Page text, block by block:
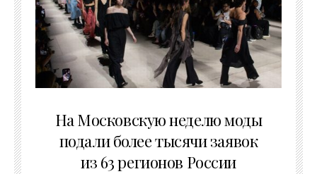
На Московскую неделю моды
подали более тысячи заявок
из 63 регионов России